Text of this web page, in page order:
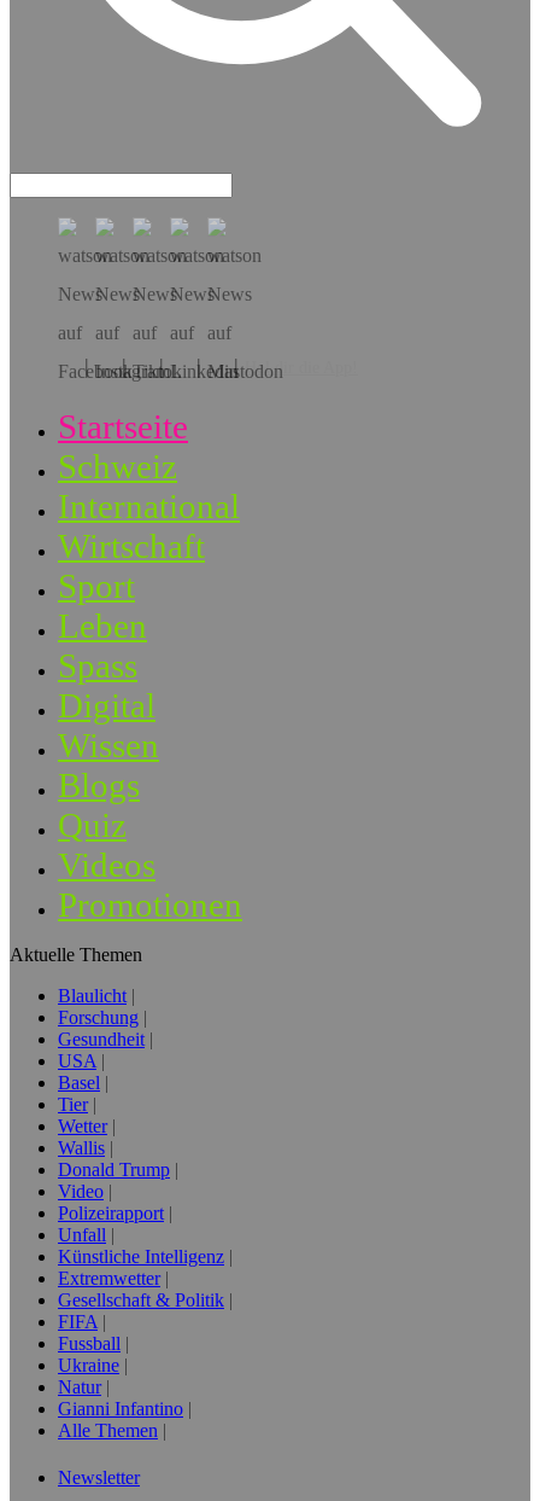
Hol dir die App!
Startseite
Schweiz
International
Wirtschaft
Sport
Leben
Spass
Digital
Wissen
Blogs
Quiz
Videos
Promotionen
Aktuelle Themen
Blaulicht
Forschung
Gesundheit
USA
Basel
Tier
Wetter
Wallis
Donald Trump
Video
Polizeirapport
Unfall
Künstliche Intelligenz
Extremwetter
Gesellschaft & Politik
FIFA
Fussball
Ukraine
Natur
Gianni Infantino
Alle Themen
Newsletter